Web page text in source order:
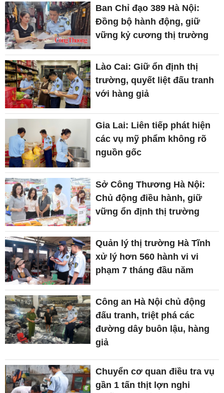
Ban Chỉ đạo 389 Hà Nội:
Đồng bộ hành động, giữ
vững kỷ cương thị trường
Lào Cai: Giữ ổn định thị
trường, quyết liệt đấu tranh
với hàng giả
Gia Lai: Liên tiếp phát hiện
các vụ mỹ phẩm không rõ
nguồn gốc
Sở Công Thương Hà Nội:
Chủ động điều hành, giữ
vững ổn định thị trường
Quản lý thị trường Hà Tĩnh
xử lý hơn 560 hành vi vi
phạm 7 tháng đầu năm
Công an Hà Nội chủ động
đấu tranh, triệt phá các
đường dây buôn lậu, hàng
giả
Chuyển cơ quan điều tra vụ
gần 1 tấn thịt lợn nghi